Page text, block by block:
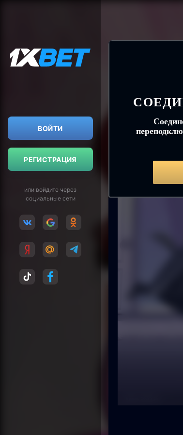
ВОЙТИ
РЕГИСТРАЦИЯ
или войдите через
социальные сети